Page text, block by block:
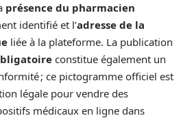
présence du pharmacien
identifié et l’adresse de la
liée à la plateforme. La publication
constitue également un
; ce pictogramme officiel est
légale pour vendre des
médicaux en ligne dans